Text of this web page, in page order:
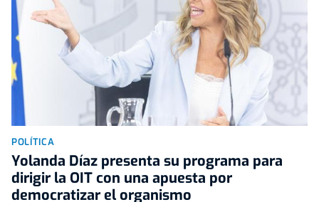
POLÍTICA
Yolanda Díaz presenta su programa para
dirigir la OIT con una apuesta por
democratizar el organismo